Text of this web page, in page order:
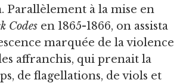
Parallèlement à la mise en
Codes en 1865-1866, on assista
marquée de la violence
affranchis, qui prenait la
de flagellations, de viols et